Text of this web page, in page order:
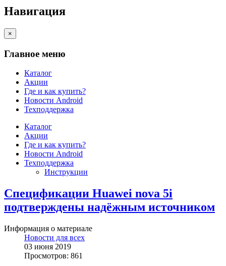
Навигация
×
Главное меню
Каталог
Акции
Где и как купить?
Новости Android
Техподдержка
Каталог
Акции
Где и как купить?
Новости Android
Техподдержка
Инструкции
Спецификации Huawei nova 5i
подтверждены надёжным источником
Информация о материале
Новости для всех
03 июня 2019
Просмотров: 861